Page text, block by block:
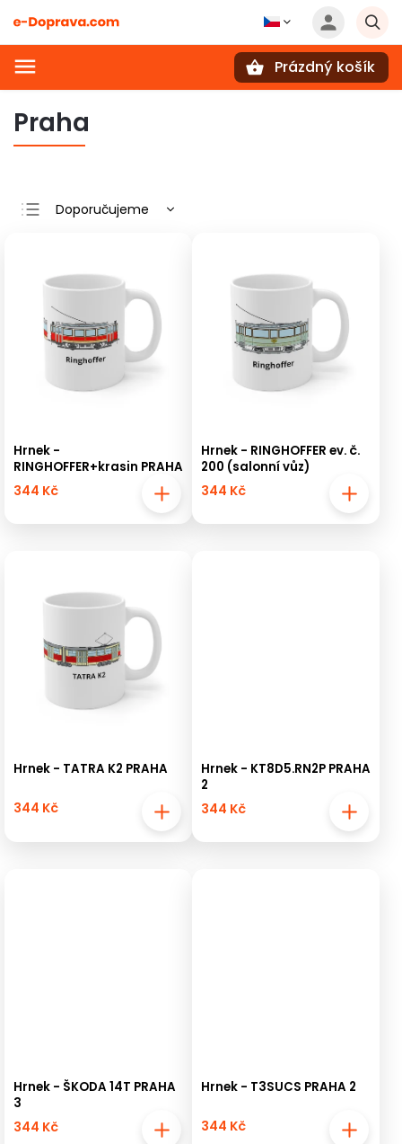
Prázdný košík
Praha
Doporučujeme
Nejprodávanější
Abecedně
Hrnek -
RINGHOFFER+krasin PRAHA
344 Kč
Hrnek - RINGHOFFER ev. č.
200 (salonní vůz)
344 Kč
Hrnek - TATRA K2 PRAHA
344 Kč
Hrnek - KT8D5.RN2P PRAHA
2
344 Kč
Hrnek - ŠKODA 14T PRAHA
3
344 Kč
Hrnek - T3SUCS PRAHA 2
344 Kč